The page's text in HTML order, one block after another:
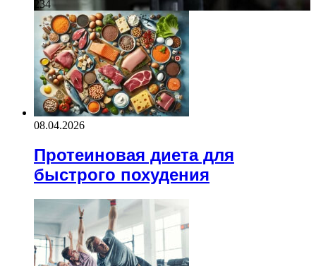
234
08.04.2026
Протеиновая диета для
быстрого похудения